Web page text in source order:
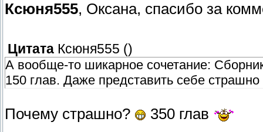
Ксюня555, Оксана, спасибо за
Цитата Ксюня555 ()
А вообще-то шикарное сочетание:
150 глав. Даже представить себе
Почему страшно? 350 глав